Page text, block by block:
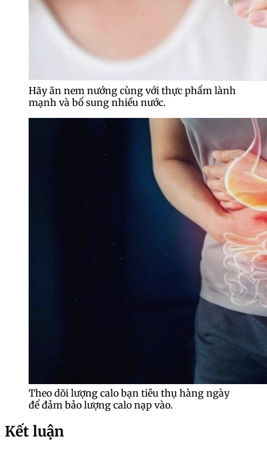
Hãy ăn nem nướng cùng với thực phẩm lành
mạnh và bổ sung nhiều nước.
Theo dõi lượng calo bạn tiêu thụ hàng ngày
để đảm bảo lượng calo nạp vào.
Kết luận